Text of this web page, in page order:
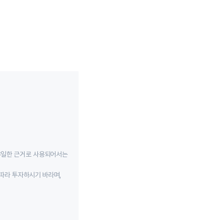
한 근거로 사용되어서는
투자하시기 바라며,